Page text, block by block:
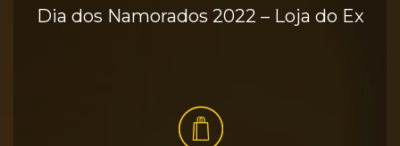
Dia dos Namorados 2022 – Loja do Ex